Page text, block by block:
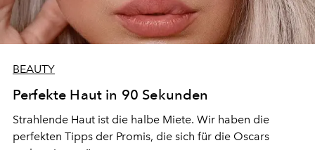
BEAUTY
Perfekte Haut in 90 Sekunden
Strahlende Haut ist die halbe Miete. Wir haben die
perfekten Tipps der Promis, die sich für die Oscars